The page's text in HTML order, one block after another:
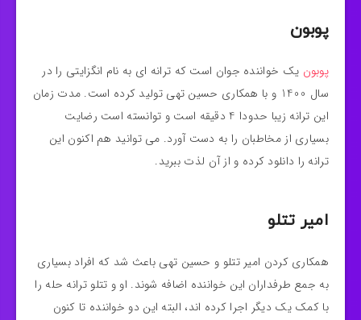
پوبون
پوبون یک خواننده جوان است که ترانه ای به نام انگزایتی را در
سال 1400 و با همکاری حسین تهی تولید کرده است. مدت زمان
این ترانه زیبا حدودا 4 دقیقه است و توانسته است رضایت
بسیاری از مخاطبان را به دست آورد. می توانید هم اکنون این
ترانه را دانلود کرده و از آن لذت ببرید.
امیر تتلو
همکاری کردن امیر تتلو و حسین تهی باعث شد که افراد بسیاری
به جمع طرفداران این خواننده اضافه شوند. او و تتلو ترانه حله را
با کمک یک دیگر اجرا کرده اند، البته این دو خواننده تا کنون